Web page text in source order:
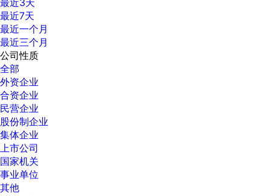
最近3天
最近7天
最近一个月
最近三个月
公司性质
全部
外资企业
合资企业
民营企业
股份制企业
集体企业
上市公司
国家机关
事业单位
其他